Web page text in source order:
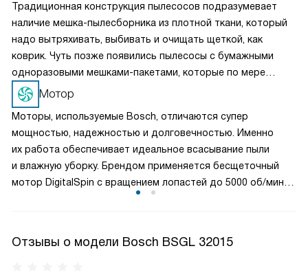
Традиционная конструкция пылесосов подразумевает
наличие мешка-пылесборника из плотной ткани, который
надо вытряхивать, выбивать и очищать щеткой, как
коврик. Чуть позже появились пылесосы с бумажными
одноразовыми мешками-пакетами, которые по мере
заполнения не очищаются, а заменяются. Это самая
простая, надежная и недорогая конструкция.
Мотор
Моторы, используемые Bosch, отличаются супер
мощностью, надежностью и долговечностью. Именно
их работа обеспечивает идеальное всасывание пыли
и влажную уборку. Брендом применяется бесщеточный
мотор DigitalSpin с вращением лопастей до 5000 об/мин
Отзывы о модели Bosch BSGL 32015